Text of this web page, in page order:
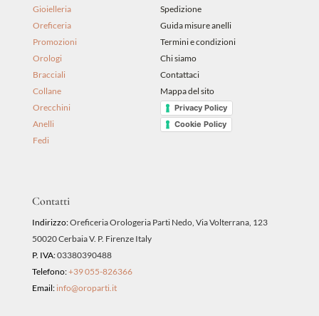
Gioielleria
Oreficeria
Promozioni
Orologi
Bracciali
Collane
Orecchini
Anelli
Fedi
Spedizione
Guida misure anelli
Termini e condizioni
Chi siamo
Contattaci
Mappa del sito
Privacy Policy
Cookie Policy
Contatti
Indirizzo:Oreficeria Orologeria Parti Nedo, Via Volterrana, 123
50020 Cerbaia V. P. Firenze Italy
P. IVA:03380390488
Telefono:+39 055-826366
Email: info@oroparti.it